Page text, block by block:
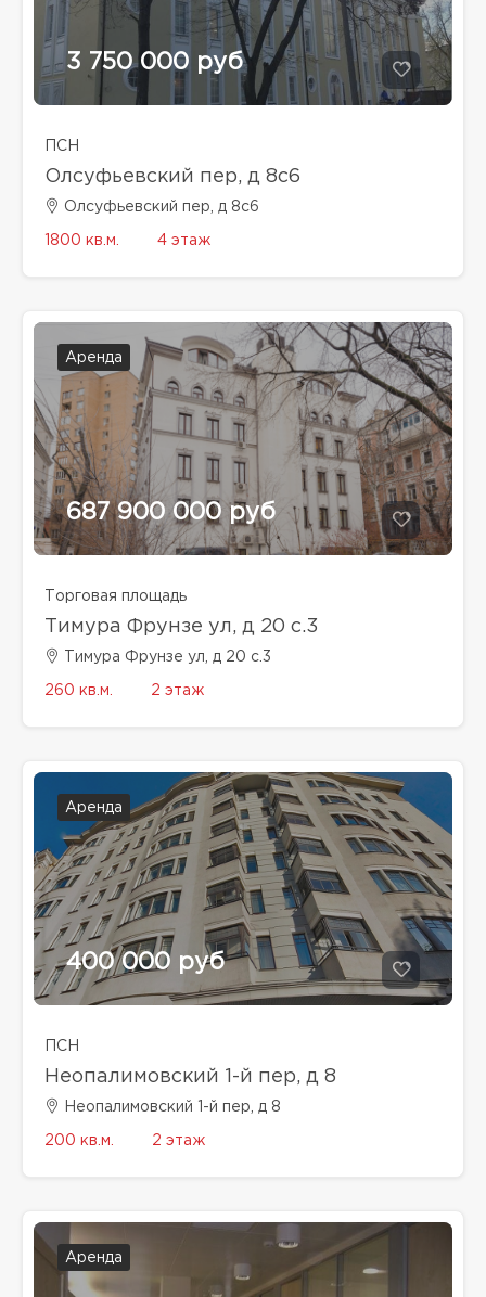
3 750 000 руб
ПСН
Олсуфьевский пер, д 8с6
Олсуфьевский пер, д 8с6
1800 кв.м. 4 этаж
Аренда
687 900 000 руб
Торговая площадь
Тимура Фрунзе ул, д 20 с.3
Тимура Фрунзе ул, д 20 с.3
260 кв.м. 2 этаж
Аренда
400 000 руб
ПСН
Неопалимовский 1-й пер, д 8
Неопалимовский 1-й пер, д 8
200 кв.м. 2 этаж
Аренда